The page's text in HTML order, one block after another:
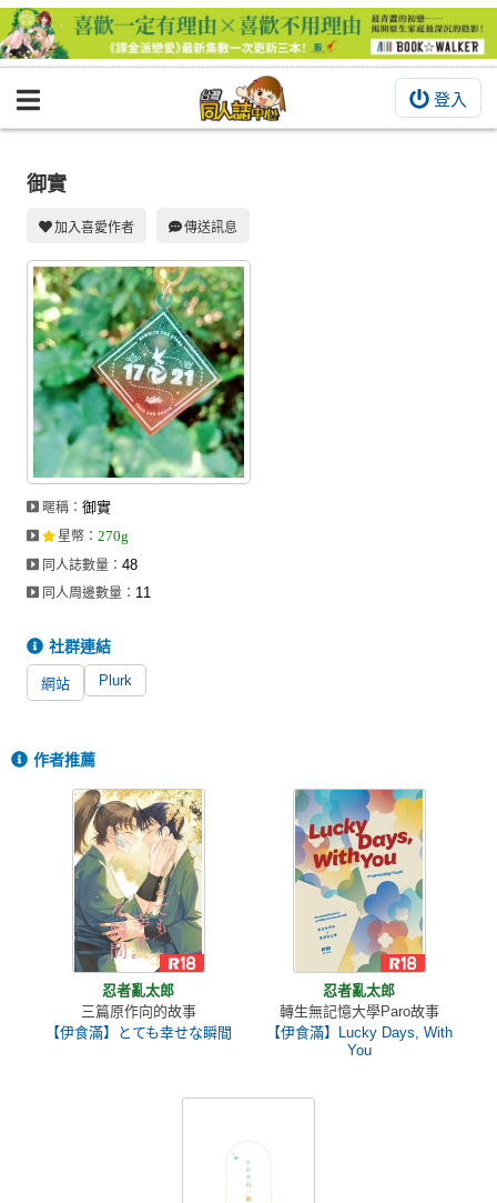
登入
BOOKY書集倉庫
同人周邊
同人數位作品
活動&消息
同人誌活動
最新消息
同人相關店家
宣傳&交流
工作委託
繪圖藝廊
交流中心
會員功能選單
會員中心
註冊會員
登入
御實
加入喜愛作者 傳送訊息
暱稱：御實
星幣 ：270g
同人誌數量：48
同人周邊數量： 11
社群連結
網站 Plurk
作者推薦
忍者亂太郎
三篇原作向的故事
【伊食滿】とても幸せな瞬間
忍者亂太郎
轉生無記憶大學Paro故事
【伊食滿】Lucky Days, With
You